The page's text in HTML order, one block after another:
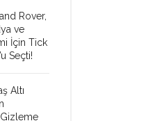
Rover,
ve
İçin Tick
Seçti!
Altı
Gizleme